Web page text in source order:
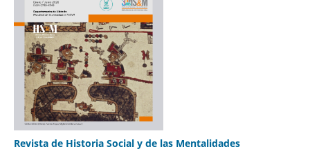
Revista de Historia Social y de las Mentalidades